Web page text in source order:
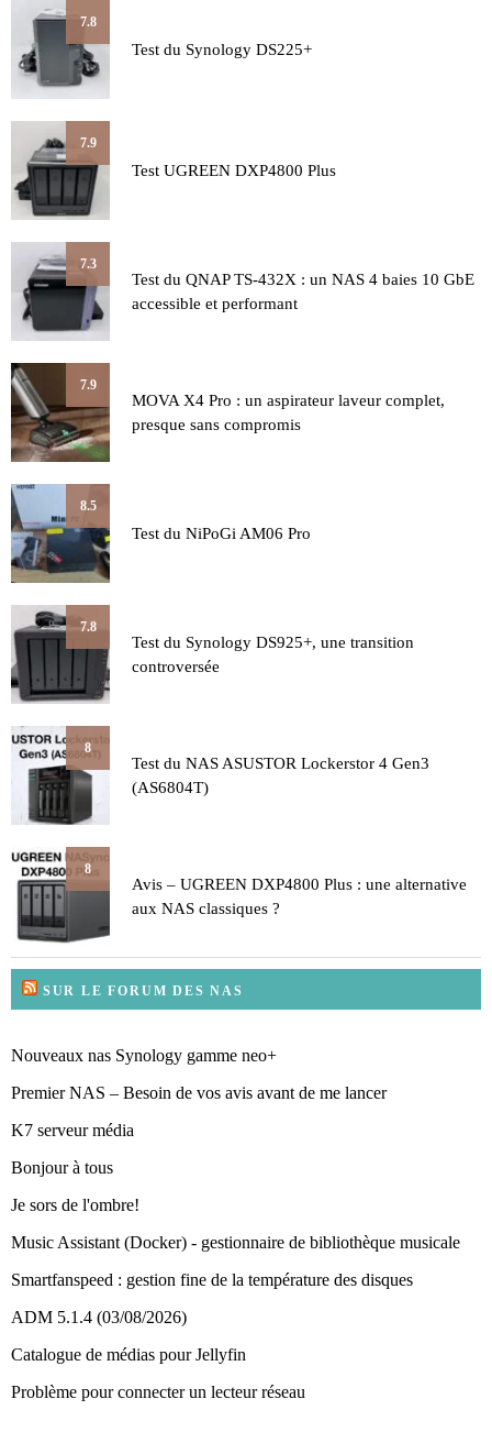
7.8
Test du Synology DS225+
7.9
Test UGREEN DXP4800 Plus
7.3
Test du QNAP TS-432X : un NAS 4 baies 10 GbE
accessible et performant
7.9
MOVA X4 Pro : un aspirateur laveur complet,
presque sans compromis
8.5
Test du NiPoGi AM06 Pro
7.8
Test du Synology DS925+, une transition
controversée
8
Test du NAS ASUSTOR Lockerstor 4 Gen3
(AS6804T)
8
Avis – UGREEN DXP4800 Plus : une alternative
aux NAS classiques ?
SUR LE FORUM DES NAS
Nouveaux nas Synology gamme neo+
Premier NAS – Besoin de vos avis avant de me lancer
K7 serveur média
Bonjour à tous
Je sors de l'ombre!
Music Assistant (Docker) - gestionnaire de bibliothèque musicale
Smartfanspeed : gestion fine de la température des disques
ADM 5.1.4 (03/08/2026)
Catalogue de médias pour Jellyfin
Problème pour connecter un lecteur réseau